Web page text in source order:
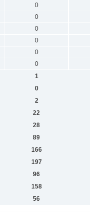
0
0
0
0
0
0
1
0
2
22
28
89
166
197
96
158
56